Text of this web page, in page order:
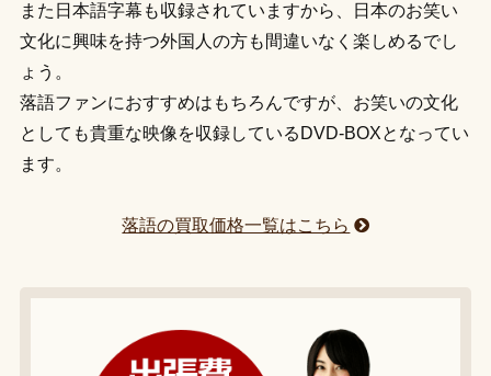
また日本語字幕も収録されていますから、日本のお笑い
文化に興味を持つ外国人の方も間違いなく楽しめるでし
ょう。
落語ファンにおすすめはもちろんですが、お笑いの文化
としても貴重な映像を収録しているDVD-BOXとなってい
ます。
落語の買取価格一覧はこちら